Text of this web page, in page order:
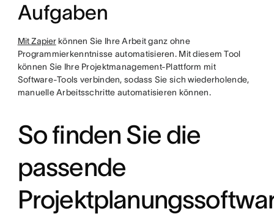
Aufgaben
Mit Zapierkönnen Sie Ihre Arbeit ganz ohne
Programmierkenntnisse automatisieren. Mit diesem Tool
können Sie Ihre Projektmanagement-Plattform mit
Software-Tools verbinden, sodass Sie sich wiederholende,
manuelle Arbeitsschritte automatisieren können.
So finden Sie die
passende